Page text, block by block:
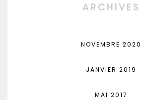
ARCHIVES
NOVEMBRE 2020
JANVIER 2019
MAI 2017